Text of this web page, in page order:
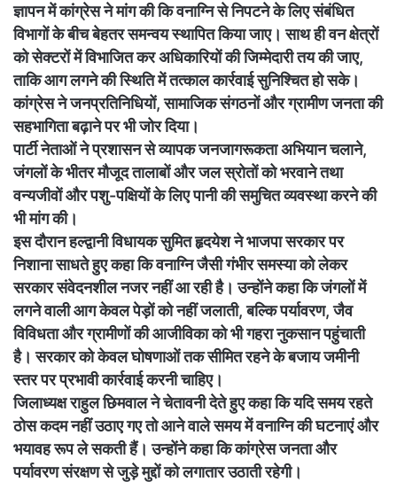
ज्ञापन में कांग्रेस ने मांग की कि वनाग्नि से निपटने के लिए संबंधित
विभागों के बीच बेहतर समन्वय स्थापित किया जाए। साथ ही वन क्षेत्रों
को सेक्टरों में विभाजित कर अधिकारियों की जिम्मेदारी तय की जाए,
ताकि आग लगने की स्थिति में तत्काल कार्रवाई सुनिश्चित हो सके।
कांग्रेस ने जनप्रतिनिधियों, सामाजिक संगठनों और ग्रामीण जनता की
सहभागिता बढ़ाने पर भी जोर दिया।
पार्टी नेताओं ने प्रशासन से व्यापक जनजागरूकता अभियान चलाने,
जंगलों के भीतर मौजूद तालाबों और जल स्रोतों को भरवाने तथा
वन्यजीवों और पशु-पक्षियों के लिए पानी की समुचित व्यवस्था करने की
भी मांग की।
इस दौरान हल्द्वानी विधायक सुमित हृदयेश ने भाजपा सरकार पर
निशाना साधते हुए कहा कि वनाग्नि जैसी गंभीर समस्या को लेकर
सरकार संवेदनशील नजर नहीं आ रही है। उन्होंने कहा कि जंगलों में
लगने वाली आग केवल पेड़ों को नहीं जलाती, बल्कि पर्यावरण, जैव
विविधता और ग्रामीणों की आजीविका को भी गहरा नुकसान पहुंचाती
है। सरकार को केवल घोषणाओं तक सीमित रहने के बजाय जमीनी
स्तर पर प्रभावी कार्रवाई करनी चाहिए।
जिलाध्यक्ष राहुल छिमवाल ने चेतावनी देते हुए कहा कि यदि समय रहते
ठोस कदम नहीं उठाए गए तो आने वाले समय में वनाग्नि की घटनाएं और
भयावह रूप ले सकती हैं। उन्होंने कहा कि कांग्रेस जनता और
पर्यावरण संरक्षण से जुड़े मुद्दों को लगातार उठाती रहेगी।